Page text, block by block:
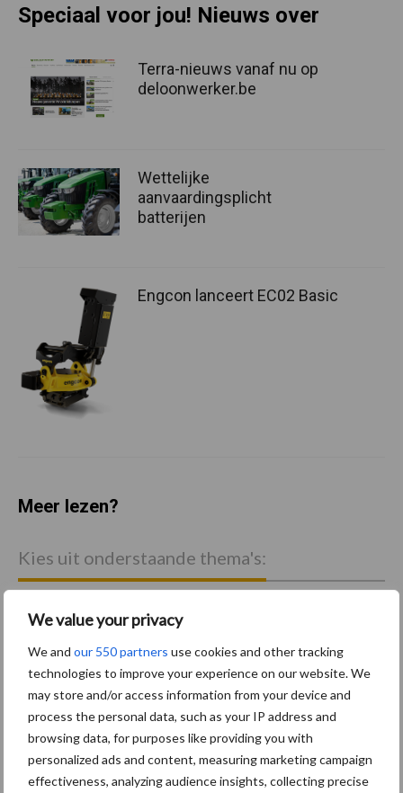
We value your privacy
We and our 550 partners use cookies and other tracking
technologies to improve your experience on our website. We
may store and/or access information from your device and
process the personal data, such as your IP address and
browsing data, for purposes like providing you with
personalized ads and content, measuring marketing campaign
effectiveness, analyzing audience insights, collecting precise
Speciaal voor jou! Nieuws over
Terra-nieuws vanaf nu op
deloonwerker.be
Wettelijke
aanvaardingsplicht
batterijen
Engcon lanceert EC02 Basic
Meer lezen?
Kies uit onderstaande thema's:
Activiteiten Bouwmachines